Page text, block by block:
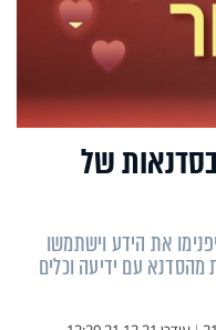
של
את הידע וישתמשו
עם ידיעה וכלים